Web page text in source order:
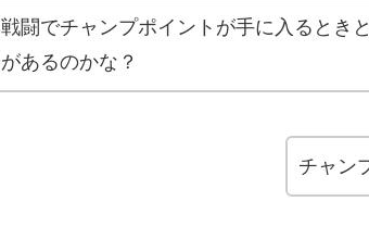
戦闘でチャンプポイントが手に入るとき
があるのかな？
チャン